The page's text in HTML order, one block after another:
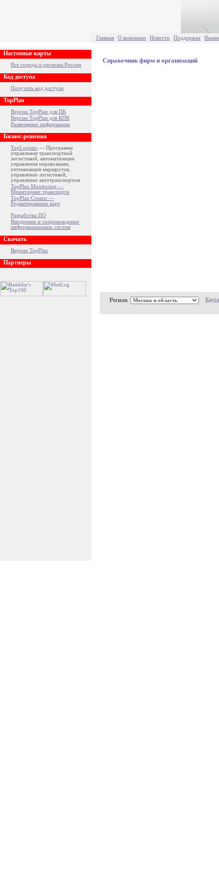
Главная О компании Новости Поддержка
Настенные карты
Все города и регионы России
Код доступа
Получить код доступа
TopPlan
Версии TopPlan для ПК
Версии TopPlan для КПК
Размещение информации
Бизнес-решения
TopLogistic — Программа
управления транспортной
логистикой, автоматизация
управления перевозками,
оптимизация маршрутов,
управление логистикой,
управление автотранспортом
TopPlan Monitoring —
Мониторинг транспорта
TopPlan Creator —
Редактирование карт
Разработка ПО
Внедрение и сопровождение
информационных систем
Скачать
Версии TopPlan
Партнеры
Справочник фирм и организаций
Регион Карта